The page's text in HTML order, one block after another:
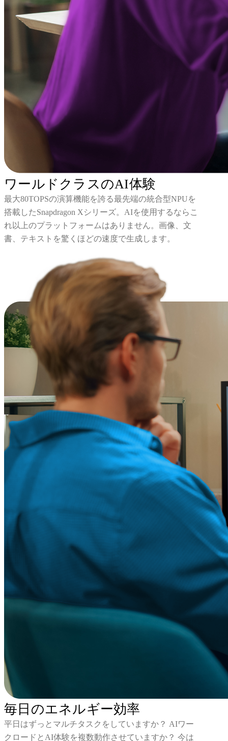
ワールドクラスのAI体験
最大80TOPSの演算機能を誇る最先端の統合型NPUを
搭載したSnapdragon Xシリーズ。AIを使用するならこ
れ以上のプラットフォームはありません。画像、文
書、テキストを驚くほどの速度で生成します。
毎日のエネルギー効率
平日はずっとマルチタスクをしていますか？ AIワー
クロードとAI体験を複数動作させていますか？ 今は